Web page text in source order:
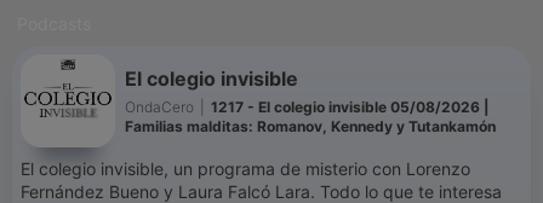
El colegio invisible
OndaCero
1217 - El colegio invisible 05/08/2026 |
Familias malditas: Romanov, Kennedy y Tutankamón
El colegio invisible, un programa de misterio con Lorenzo
Fernández Bueno y Laura Falcó Lara. Todo lo que te interesa